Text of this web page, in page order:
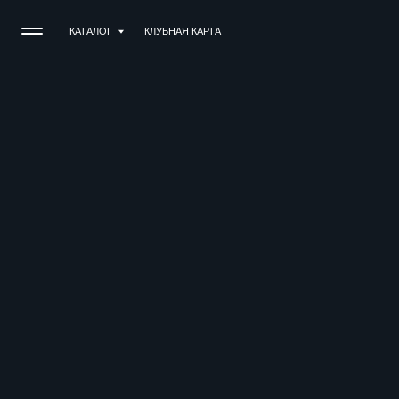
КЛУБНАЯ КАРТА
КАТАЛОГ КЛУБНАЯ КАРТА
КАТАЛОГ